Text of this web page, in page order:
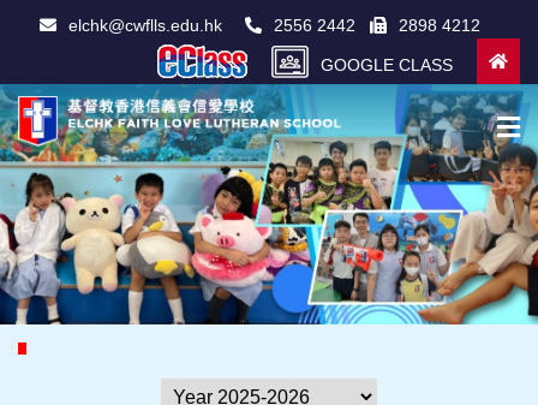
elchk@cwflls.edu.hk 2556 2442 2898 4212
GOOGLE CLASS